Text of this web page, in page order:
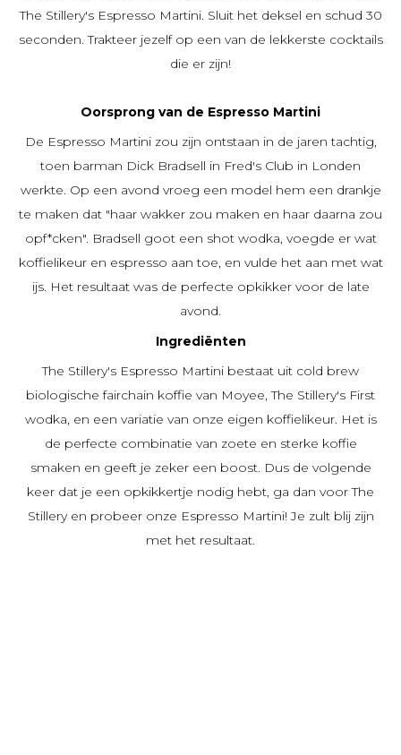
The Stillery's Espresso Martini. Sluit het deksel en schud 30
seconden. Trakteer jezelf op een van de lekkerste cocktails
die er zijn!
Oorsprong van de Espresso Martini
De Espresso Martini zou zijn ontstaan in de jaren tachtig,
toen barman Dick Bradsell in Fred's Club in Londen
werkte. Op een avond vroeg een model hem een drankje
te maken dat "haar wakker zou maken en haar daarna zou
opf*cken". Bradsell goot een shot wodka, voegde er wat
koffielikeur en espresso aan toe, en vulde het aan met wat
ijs. Het resultaat was de perfecte opkikker voor de late
avond.
Ingrediënten
The Stillery's Espresso Martini bestaat uit cold brew
biologische fairchain koffie van Moyee, The Stillery's First
wodka, en een variatie van onze eigen koffielikeur. Het is
de perfecte combinatie van zoete en sterke koffie
smaken en geeft je zeker een boost. Dus de volgende
keer dat je een opkikkertje nodig hebt, ga dan voor The
Stillery en probeer onze Espresso Martini! Je zult blij zijn
met het resultaat.